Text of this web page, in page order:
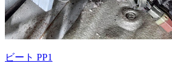
ビート PP1